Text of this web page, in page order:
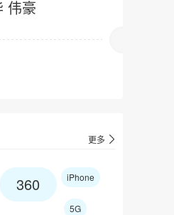
伟豪
更多
360 iPhone
5G